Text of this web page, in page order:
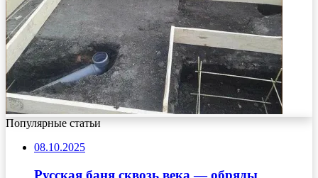
Популярные статьи
08.10.2025
Русская баня сквозь века — обряды